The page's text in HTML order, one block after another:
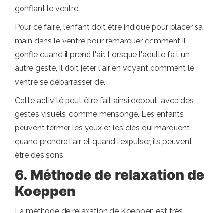
gonflant le ventre.
Pour ce faire, l'enfant doit être indiqué pour placer sa
main dans le ventre pour remarquer comment il
gonfle quand il prend l'air. Lorsque l'adulte fait un
autre geste, il doit jeter l'air en voyant comment le
ventre se débarrasser de.
Cette activité peut être fait ainsi debout, avec des
gestes visuels, comme mensonge. Les enfants
peuvent fermer les yeux et les clés qui marquent
quand prendre l'air et quand l'expulser, ils peuvent
être des sons.
6. Méthode de relaxation de
Koeppen
La méthode de relaxation de Koeppen est très